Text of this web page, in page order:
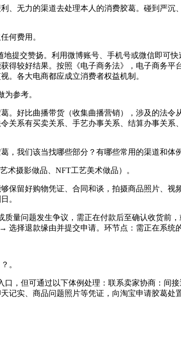
无力的渠道去处理本人的消费胶葛。碰到严沉
何费用。
交赞扬。利用微博账号、手机号或微信即可快
得较好结果。按照《电子商务法》，电子商务平
。各大电商都应成立消费者权益机制。
参考。
好比曲播带货（收集曲播营销），涉及的法令
关系有买卖关系、手艺办事关系、结算办事关系
我们该当找哪些部分？有哪些常用的渠道和体
摄影做品、NFT工艺美术做品）。
留好购物凭证、合同和谈，拍摄商品照片、视
。
问题发生争议，需正在付款后至确认收货前
择退款缘由并提交申请。环节点：需正在系统
。
，但可通过以下体例处理：联系卖家协商：间
记实、商品问题照片等凭证，向淘宝申请胶葛处